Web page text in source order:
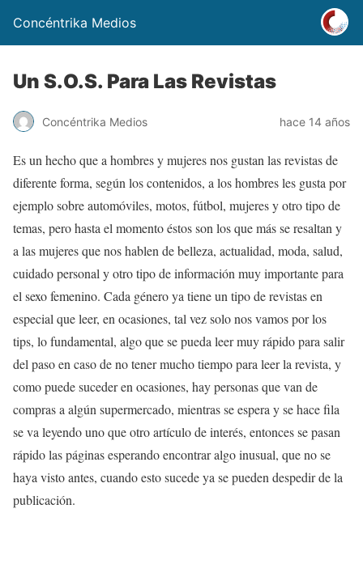
Concéntrika Medios
Un S.O.S. Para Las Revistas
Concéntrika Medios hace 14 años
Es un hecho que a hombres y mujeres nos gustan las revistas de
diferente forma, según los contenidos, a los hombres les gusta por
ejemplo sobre automóviles, motos, fútbol, mujeres y otro tipo de
temas, pero hasta el momento éstos son los que más se resaltan y
a las mujeres que nos hablen de belleza, actualidad, moda, salud,
cuidado personal y otro tipo de información muy importante para
el sexo femenino. Cada género ya tiene un tipo de revistas en
especial que leer, en ocasiones, tal vez solo nos vamos por los
tips, lo fundamental, algo que se pueda leer muy rápido para salir
del paso en caso de no tener mucho tiempo para leer la revista, y
como puede suceder en ocasiones, hay personas que van de
compras a algún supermercado, mientras se espera y se hace fila
se va leyendo uno que otro artículo de interés, entonces se pasan
rápido las páginas esperando encontrar algo inusual, que no se
haya visto antes, cuando esto sucede ya se pueden despedir de la
publicación.